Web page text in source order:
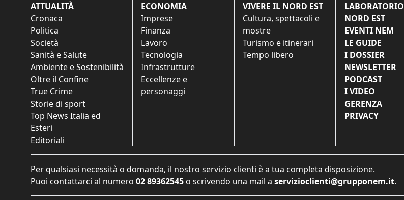
ATTUALITÀ
Cronaca
Politica
Società
Sanità e Salute
Ambiente e Sostenibilità
Oltre il Confine
True Crime
Storie di sport
Top News Italia ed
Esteri
Editoriali
ECONOMIA
Imprese
Finanza
Lavoro
Tecnologia
Infrastrutture
Eccellenze e
personaggi
VIVERE IL NORD EST
Cultura, spettacoli e
mostre
Turismo e itinerari
Tempo libero
LABORATORIO
NORD EST
EVENTI NEM
LE GUIDE
I DOSSIER
NEWSLETTER
PODCAST
I VIDEO
GERENZA
PRIVACY
Per qualsiasi necessità o domanda, il nostro servizio clienti è a tua completa disposizione.
Puoi contattarci al numero 02 89362545 o scrivendo una mail a servizioclienti@grupponem.it.